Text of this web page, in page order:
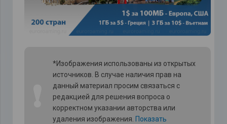
*Изображения использованы из открытых
источников. В случае наличия прав на
данный материал просим связаться с
редакцией для решения вопроса о
корректном указании авторства или
удаления изображения. Показать